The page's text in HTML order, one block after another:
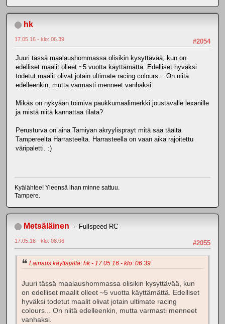
hk
#2054
17.05.16 - klo: 06.39
Juuri tässä maalaushommassa olisikin kysyttävää, kun on
edelliset maalit olleet ~5 vuotta käyttämättä. Edelliset hyväksi
todetut maalit olivat jotain ultimate racing colours... On niitä
edelleenkin, mutta varmasti menneet vanhaksi.
Mikäs on nykyään toimiva paukkumaalimerkki joustavalle lexanille
ja mistä niitä kannattaa tilata?
Perusturva on aina Tamiyan akryylisprayt mitä saa täältä
Tampereelta Harrasteelta. Harrasteella on vaan aika rajoitettu
väripaletti. :)
Kyälähtee! Yleensä ihan minne sattuu.
Tampere.
Metsäläinen Fullspeed RC
#2055
17.05.16 - klo: 08.06
Lainaus käyttäjältä: hk - 17.05.16 - klo: 06.39
Juuri tässä maalaushommassa olisikin kysyttävää, kun
on edelliset maalit olleet ~5 vuotta käyttämättä. Edelliset
hyväksi todetut maalit olivat jotain ultimate racing
colours... On niitä edelleenkin, mutta varmasti menneet
vanhaksi.